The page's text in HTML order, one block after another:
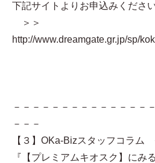
下記サイトよりお申込みください
＞＞
http://www.dreamgate.gr.jp/sp/
－－－－－－－－－－－－－－
－－－
【３】OKa-Bizスタッフコラム
『【プレミアムキオスク】にみる